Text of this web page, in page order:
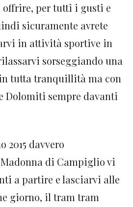
offrire, per tutti i gusti e
sicuramente avrete
in attività sportive in
sorseggiando una
tutta tranquillità ma con
Dolomiti sempre davanti
2015 davvero
di Campiglio vi
a partire e lasciarvi alle
giorno, il tram tram